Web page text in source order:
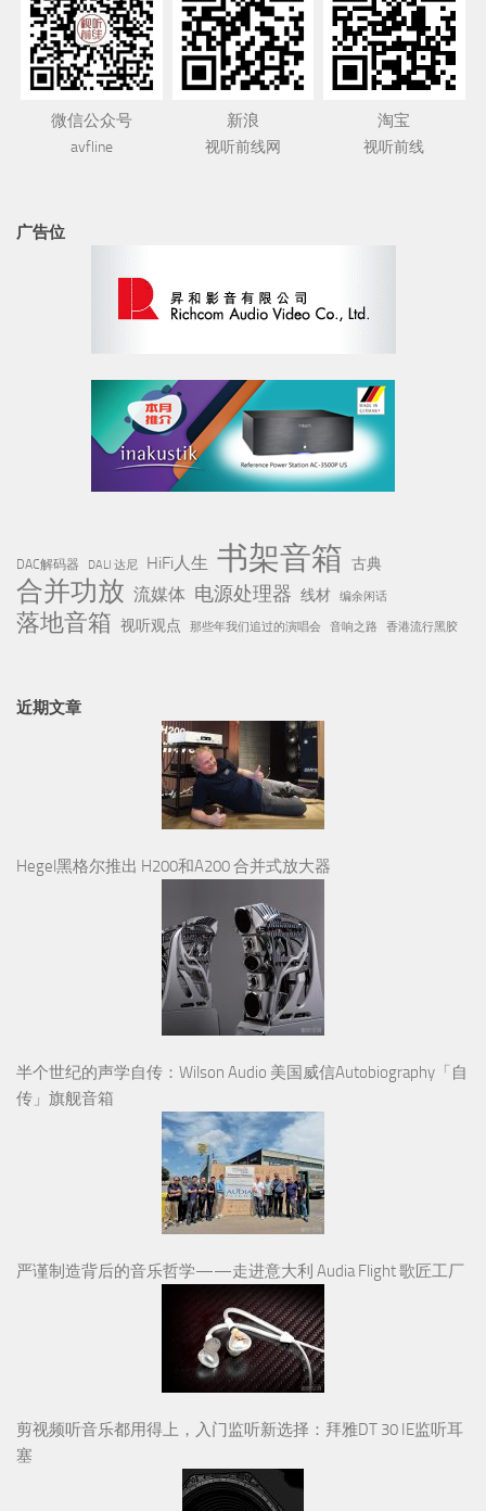
微信公众号
avfline
新浪
视听前线网
淘宝
视听前线
广告位
DAC解码器 DALI 达尼 HiFi人生 书架音箱 古典
合并功放 流媒体 电源处理器 线材 编余闲话
落地音箱 视听观点 那些年我们追过的演唱会 音响之路 香港流行黑胶
近期文章
Hegel黑格尔推出 H200和A200 合并式放大器
半个世纪的声学自传：Wilson Audio 美国威信Autobiography「自
传」旗舰音箱
严谨制造背后的音乐哲学——走进意大利 Audia Flight 歌匠工厂
剪视频听音乐都用得上，入门监听新选择：拜雅DT 30 IE监听耳
塞